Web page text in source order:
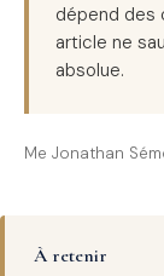
dépend des
article ne
absolue.
Me Jonathan
À retenir